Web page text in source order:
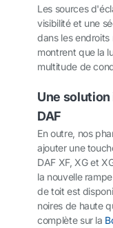
Les sources
visibilité et une
dans les
montrent que la
multitude de
Une
DAF
En outre, nos
ajouter une
DAF XF, XG et
la nouvelle
de toit est
noires de haute
complète sur la